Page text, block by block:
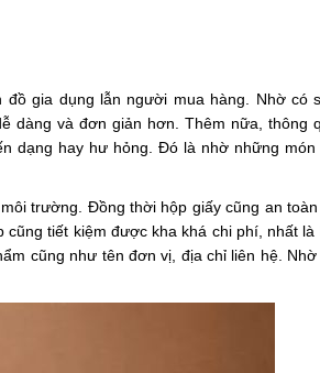
gia dụng lẫn người mua hàng. Nhờ có
dàng và đơn giản hơn. Thêm nữa, thông
dạng hay hư hỏng. Đó là nhờ những món
trường. Đồng thời hộp giấy cũng an
tiết kiệm được kha khá chi phí, nhất là
cũng như tên đơn vị, địa chỉ liên hệ. Nhờ